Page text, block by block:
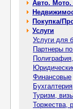
Авто. Мото.
Покупка/
Услуги
Услуги для
Партнеры
Финансовые
Туризм,
Торжества,